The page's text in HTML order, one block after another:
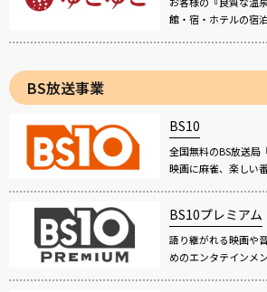
館・宿・ホテルの宿
BS放送事業
BS10
全国無料のBS放送局
映画に麻雀、楽しい
BS10プレミアム
語り継がれる映画や
めのエンタテインメ